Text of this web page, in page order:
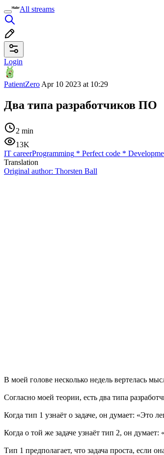
All streams
Login
PatientZero Apr 10 2023 at 10:29
Два типа разработчиков ПО
2 min
13K
IT careerProgramming * Perfect code *
Translation
Original author: Thorsten Ball
В моей голове несколько недель вертелась
Согласно моей теории, есть два типа
Когда тип 1 узнаёт о задаче, он думает: «Это
Когда о той же задаче узнаёт тип 2, он
Тип 1 предполагает, что задача проста, если